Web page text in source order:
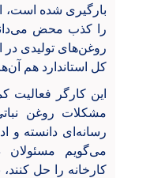
بارگیری شده است،
را کذب محض
روغن‌های تولیدی در
کل استاندارد هم
این کارگر
مشکلات روغن
رسانه‌ای دانسته و
می‌گویم مسئولان
کارخانه را حل